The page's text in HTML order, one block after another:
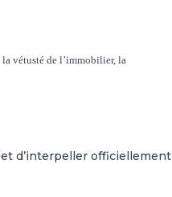
la vétusté de l’immobilier, la
d’interpeller officiellement